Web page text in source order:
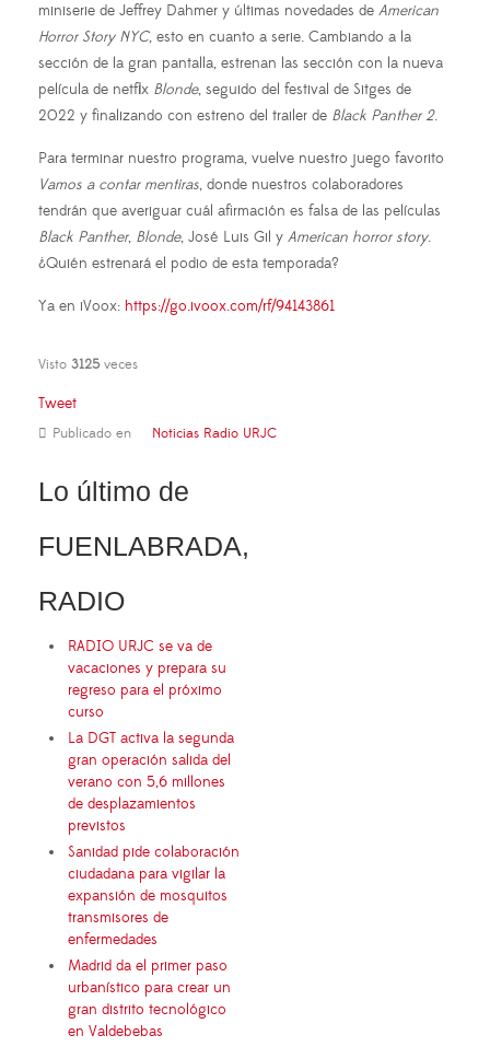
miniserie de Jeffrey Dahmer y últimas novedades de American
Horror Story NYC, esto en cuanto a serie. Cambiando a la
sección de la gran pantalla, estrenan las sección con la nueva
película de netflix Blonde, seguido del festival de Sitges de
2022 y finalizando con estreno del trailer de Black Panther 2.
Para terminar nuestro programa, vuelve nuestro juego favorito
Vamos a contar mentiras, donde nuestros colaboradores
tendrán que averiguar cuál afirmación es falsa de las películas
Black Panther, Blonde, José Luis Gil y American horror story.
¿Quién estrenará el podio de esta temporada?
Ya en iVoox: https://go.ivoox.com/rf/94143861
Visto 3125veces
Tweet
Publicado en Noticias Radio URJC
Lo último de
FUENLABRADA,
RADIO
RADIO URJC se va de
vacaciones y prepara su
regreso para el próximo
curso
La DGT activa la segunda
gran operación salida del
verano con 5,6 millones
de desplazamientos
previstos
Sanidad pide colaboración
ciudadana para vigilar la
expansión de mosquitos
transmisores de
enfermedades
Madrid da el primer paso
urbanístico para crear un
gran distrito tecnológico
en Valdebebas